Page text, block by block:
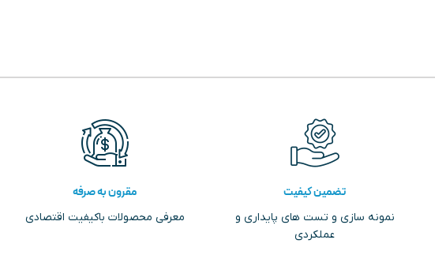
تضمین کیفیت
نمونه سازی و تست های پایداری و
عملکردی
مقرون به صرفه
معرفی محصولات باکیفیت اقتصادی